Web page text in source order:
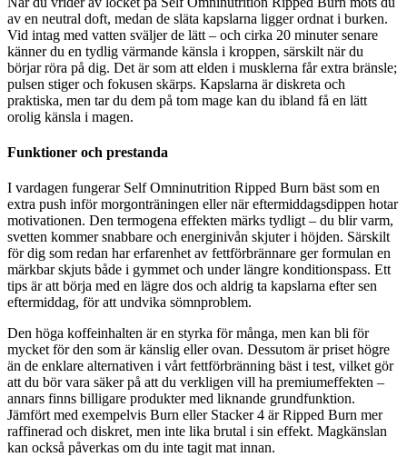
av en neutral doft, medan de släta kapslarna ligger ordnat i burken.
Vid intag med vatten sväljer de lätt – och cirka 20 minuter senare
känner du en tydlig värmande känsla i kroppen, särskilt när du
börjar röra på dig. Det är som att elden i musklerna får extra bränsle;
pulsen stiger och fokusen skärps. Kapslarna är diskreta och
praktiska, men tar du dem på tom mage kan du ibland få en lätt
orolig känsla i magen.
Funktioner och prestanda
I vardagen fungerar Self Omninutrition Ripped Burn bäst som en
extra push inför morgonträningen eller när eftermiddagsdippen hotar
motivationen. Den termogena effekten märks tydligt – du blir varm,
svetten kommer snabbare och energinivån skjuter i höjden. Särskilt
för dig som redan har erfarenhet av fettförbrännare ger formulan en
märkbar skjuts både i gymmet och under längre konditionspass. Ett
tips är att börja med en lägre dos och aldrig ta kapslarna efter sen
eftermiddag, för att undvika sömnproblem.
Den höga koffeinhalten är en styrka för många, men kan bli för
mycket för den som är känslig eller ovan. Dessutom är priset högre
än de enklare alternativen i vårt fettförbränning bäst i test, vilket gör
att du bör vara säker på att du verkligen vill ha premiumeffekten –
annars finns billigare produkter med liknande grundfunktion.
Jämfört med exempelvis Burn eller Stacker 4 är Ripped Burn mer
raffinerad och diskret, men inte lika brutal i sin effekt. Magkänslan
kan också påverkas om du inte tagit mat innan.